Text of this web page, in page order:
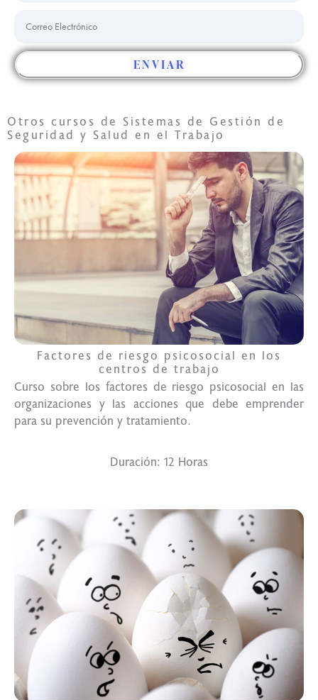
Electrónico
ENVIAR
Otros cursos de Sistemas de Gestión de
Seguridad y Salud en el Trabajo
Factores de riesgo psicosocial en los
centros de trabajo
Curso sobre los factores de riesgo psicosocial en las
organizaciones y las acciones que debe emprender
para su prevención y tratamiento.
Duración: 12 Horas